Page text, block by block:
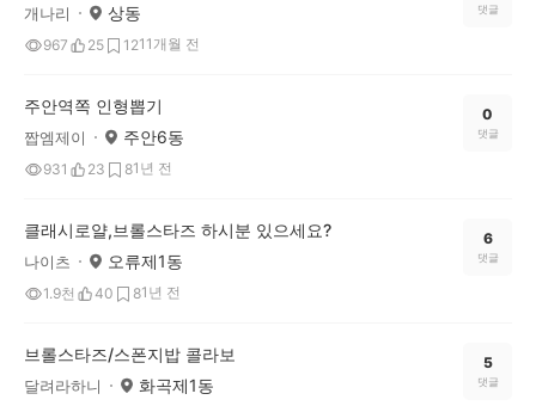
개나리 상동
967 25 1211개월 전
댓글
주안역쪽 인형뽑기
짭엠제이 주안6동
931 23 81년 전
0
댓글
클래시로얄,브롤스타즈 하시분 있으세요?
나이츠 오류제1동
1.9천 40 81년 전
6
댓글
브롤스타즈/스폰지밥 콜라보
달려라하니 화곡제1동
5
댓글